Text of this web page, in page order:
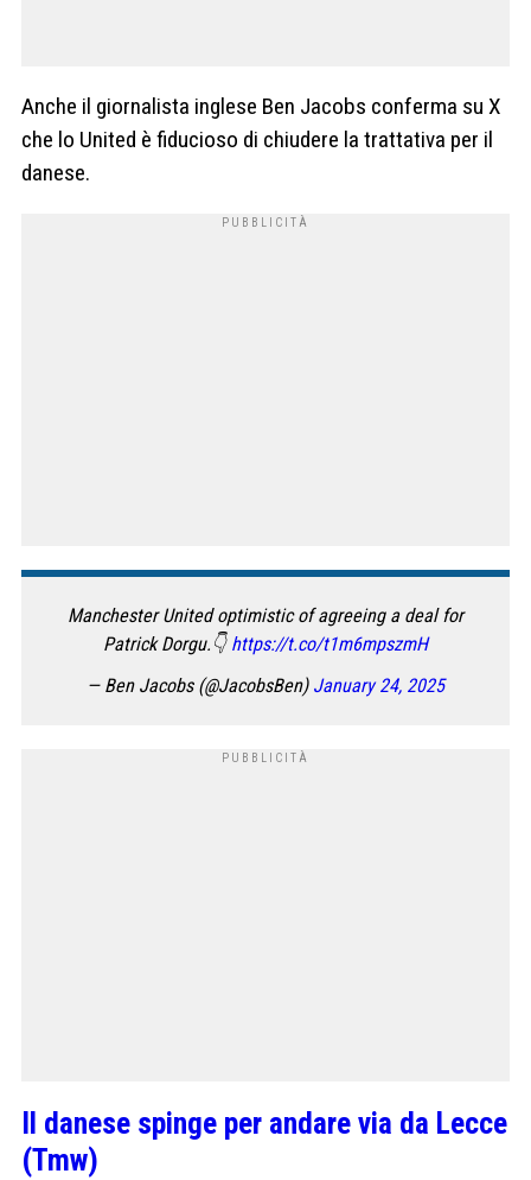
Anche il giornalista inglese Ben Jacobs conferma su X
che lo United è fiducioso di chiudere la trattativa per il
danese.
Manchester United optimistic of agreeing a deal for
Patrick Dorgu.👇 https://t.co/t1m6mpszmH
— Ben Jacobs (@JacobsBen) January 24, 2025
Il danese spinge per andare via da Lecce
(Tmw)